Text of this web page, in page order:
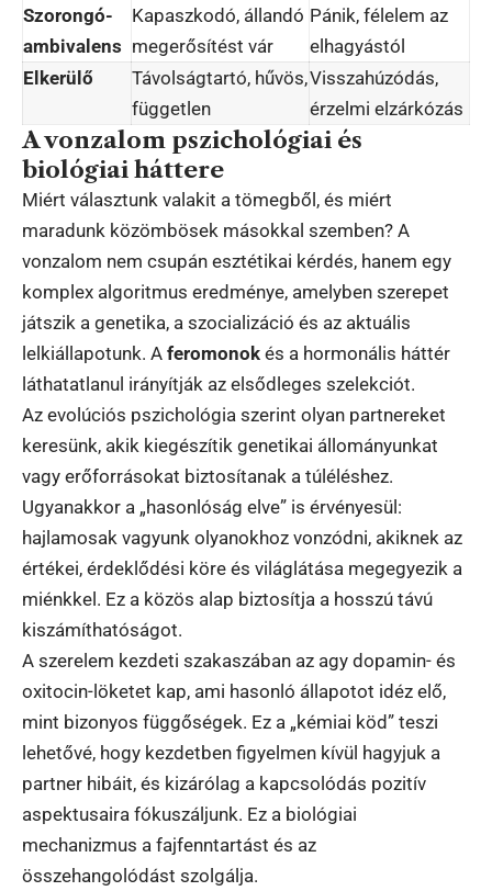
Szorongó-
ambivalens
Kapaszkodó, állandó
megerősítést vár
Pánik, félelem az
elhagyástól
Elkerülő
Távolságtartó, hűvös,
független
Visszahúzódás,
érzelmi elzárkózás
A vonzalom pszichológiai és
biológiai háttere
Miért választunk valakit a tömegből, és miért
maradunk közömbösek másokkal szemben? A
vonzalom nem csupán esztétikai kérdés, hanem egy
komplex algoritmus eredménye, amelyben szerepet
játszik a genetika, a szocializáció és az aktuális
lelkiállapotunk. A feromonok és a hormonális háttér
láthatatlanul irányítják az elsődleges szelekciót.
Az evolúciós pszichológia szerint olyan partnereket
keresünk, akik kiegészítik genetikai állományunkat
vagy erőforrásokat biztosítanak a túléléshez.
Ugyanakkor a „hasonlóság elve” is érvényesül:
hajlamosak vagyunk olyanokhoz vonzódni, akiknek az
értékei, érdeklődési köre és világlátása megegyezik a
miénkkel. Ez a közös alap biztosítja a hosszú távú
kiszámíthatóságot.
A szerelem kezdeti szakaszában az agy dopamin- és
oxitocin-löketet kap, ami hasonló állapotot idéz elő,
mint bizonyos függőségek. Ez a „kémiai köd” teszi
lehetővé, hogy kezdetben figyelmen kívül hagyjuk a
partner hibáit, és kizárólag a kapcsolódás pozitív
aspektusaira fókuszáljunk. Ez a biológiai
mechanizmus a fajfenntartást és az
összehangolódást szolgálja.